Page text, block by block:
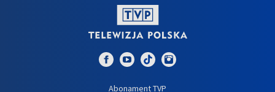
Abonament TVP